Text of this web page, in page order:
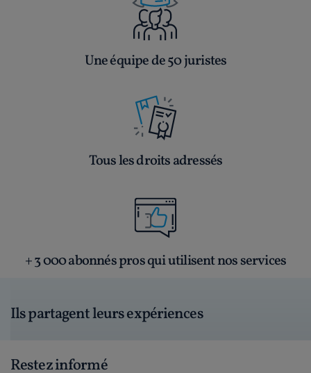
Une équipe de 50 juristes
Tous les droits adressés
+ 3 000 abonnés pros qui utilisent nos services
Ils partagent leurs expériences
Restez informé